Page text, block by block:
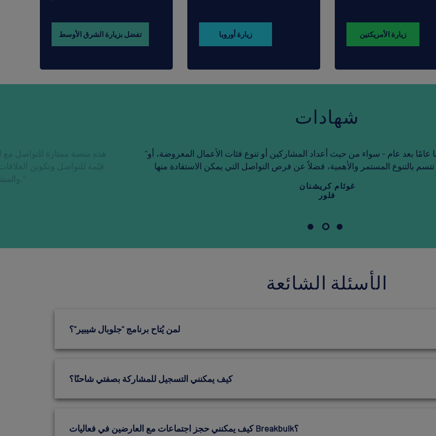
تفضل بزيارة الشرق الأوسط زيارة أوروبا زيارة الأمريكتين
شهادات
"هذا الحدث يزداد نجاحًا عامًا بعد عام - سواء من حيث أعداد المشاركين أو تنوع فئات الأعمال المعروضة، أو
الموضوعات التي تتسم بالتنوع المستمر والأهمية، فضلاً عن فرص التواصل التي يمكن الاستفادة منها."
الأسئلة الشائعة
لمن يُتاح برنامج "جلوبال شيبير"؟
كيف يمكنني التسجيل للمشاركة بصفتي شاحنًا؟
كيف يمكنني حجز اجتماعات مع العارضين في فعاليات Breakbulk؟